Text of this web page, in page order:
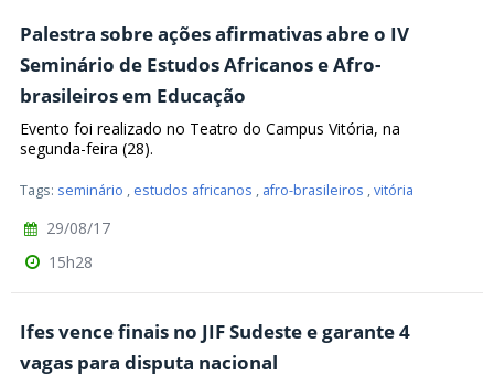
Palestra sobre ações afirmativas abre o IV
Seminário de Estudos Africanos e Afro-
brasileiros em Educação
Evento foi realizado no Teatro do Campus Vitória, na
segunda-feira (28).
Tags: seminário , estudos africanos , afro-brasileiros ,vitória
29/08/17
15h28
Ifes vence finais no JIF Sudeste e garante 4
vagas para disputa nacional